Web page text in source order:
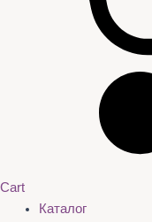
Cart
Каталог